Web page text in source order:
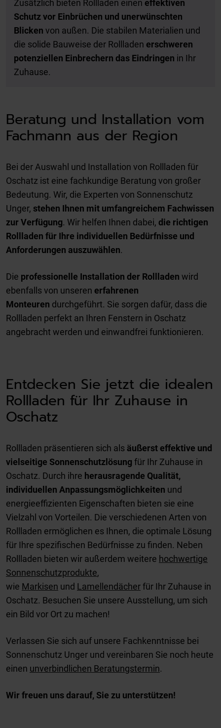
Zusätzlich bieten Rollladen einen effektiven
Schutz vor Einbrüchen und unerwünschten
Blicken von außen. Die stabilen Materialien und
die solide Bauweise der Rollladen erschweren
potenziellen Einbrechern das Eindringen in Ihr
Zuhause.
Beratung und Installation vom
Fachmann aus der Region
Bei der Auswahl und Installation von Rollladen für
Oschatz ist eine fachkundige Beratung von großer
Bedeutung. Wir, die Experten von Sonnenschutz
Unger, stehen Ihnen mit umfangreichem Fachwissen
zur Verfügung. Wir helfen Ihnen dabei, die richtigen
Rollladen für Ihre individuellen Bedürfnisse und
Anforderungen auszuwählen.
Die professionelle Installation der Rollladen wird
ebenfalls von unseren erfahrenen
Monteuren durchgeführt. Sie sorgen dafür, dass die
Rollladen perfekt an Ihren Fenstern in Oschatz
angebracht werden und einwandfrei funktionieren.
Entdecken Sie jetzt die idealen
Rollladen für Ihr Zuhause in
Oschatz
Rollladen präsentieren sich als äußerst effektive und
vielseitige Sonnenschutzlösung für Ihr Zuhause in
Oschatz. Durch ihre herausragende Qualität,
individuellen Anpassungsmöglichkeiten und
energieeffizienten Eigenschaften bieten sie eine
Vielzahl von Vorteilen. Die verschiedenen Arten von
Rollladen ermöglichen es Ihnen, die optimale Lösung
für Ihre spezifischen Bedürfnisse zu finden. Neben
Rollladen bieten wir außerdem weitere hochwertige
Sonnenschutzprodukte,
wie Markisen und Lamellendächerfür Ihr Zuhause in
Oschatz. Besuchen Sie unsere Ausstellung, um sich
ein Bild vor Ort zu machen!
Verlassen Sie sich auf unsere Fachkenntnisse bei
Sonnenschutz Unger und vereinbaren Sie noch heute
einen unverbindlichen Beratungstermin.
Wir freuen uns darauf, Sie zu unterstützen!